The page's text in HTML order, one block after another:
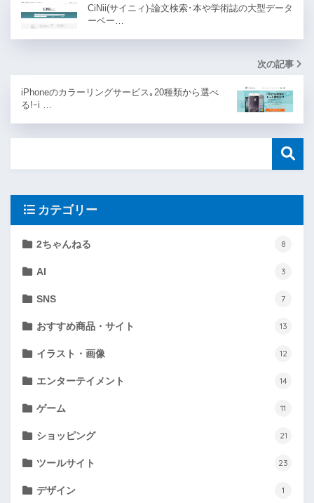
CiNii(サイニィ)-論文検索･本や学術誌の大型データ
ーベー…
次の記事
iPhoneのカラーリングサービス｡20種類から選べ
る!ｰi …
カテゴリー
2ちゃんねる 8
AI 3
SNS 7
おすすめ商品・サイト 13
イラスト・画像 12
エンターテイメント 14
ゲーム 11
ショッピング 21
ツールサイト 23
デザイン 1